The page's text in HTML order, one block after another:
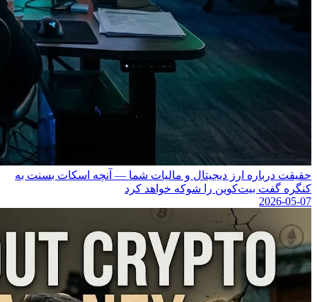
حقیقت درباره ارز دیجیتال و مالیات شما — آنچه اسکات بسنت به
کنگره گفت بیت‌کوین را شوکه خواهد کرد
2026-05-07